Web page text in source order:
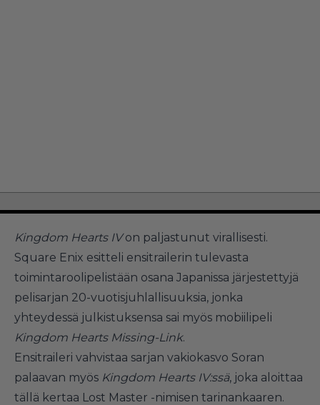
Kingdom Hearts IVon paljastunut virallisesti.
Square Enix esitteli ensitrailerin tulevasta
toimintaroolipelistään osana Japanissa järjestettyjä
pelisarjan 20-vuotisjuhlallisuuksia, jonka
yhteydessä julkistuksensa sai myös mobiilipeli
Kingdom Hearts Missing-Link.
Ensitraileri vahvistaa sarjan vakiokasvo Soran
palaavan myös Kingdom Hearts IV:ssä, joka aloittaa
tällä kertaa Lost Master -nimisen tarinankaaren.